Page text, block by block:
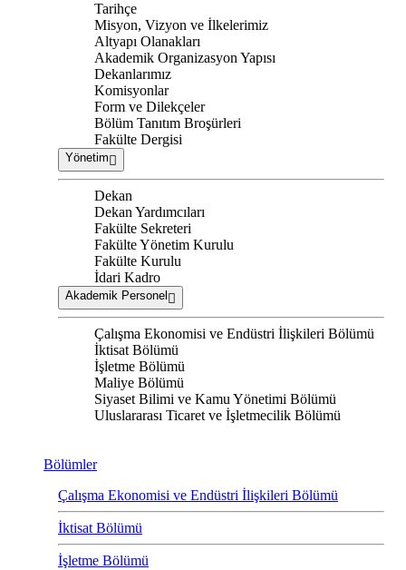
Tarihçe
Misyon, Vizyon ve İlkelerimiz
Altyapı Olanakları
Akademik Organizasyon Yapısı
Dekanlarımız
Komisyonlar
Form ve Dilekçeler
Bölüm Tanıtım Broşürleri
Fakülte Dergisi
Yönetim
Dekan
Dekan Yardımcıları
Fakülte Sekreteri
Fakülte Yönetim Kurulu
Fakülte Kurulu
İdari Kadro
Akademik Personel
Çalışma Ekonomisi ve Endüstri İlişkileri Bölümü
İktisat Bölümü
İşletme Bölümü
Maliye Bölümü
Siyaset Bilimi ve Kamu Yönetimi Bölümü
Uluslararası Ticaret ve İşletmecilik Bölümü
Bölümler
Çalışma Ekonomisi ve Endüstri İlişkileri Bölümü
İktisat Bölümü
İşletme Bölümü